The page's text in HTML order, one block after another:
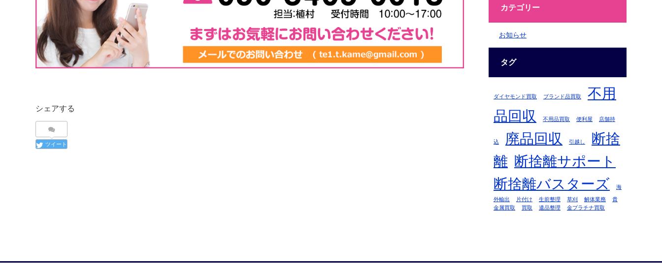
シェアする
ツイート
カテゴリー
お知らせ
タグ
ダイヤモンド買取 ブランド品買取
不用
品回収
不用品買取 便利屋 店舗持
込 廃品回収 引越し
断捨
離 断捨離サポート
断捨離バスターズ
海
外輸出 片付け 生前整理 草刈 解体業務
貴
金属買取
買取 遺品整理 金プラチナ買取